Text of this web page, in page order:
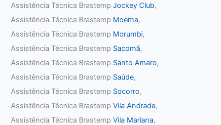
Assistência Técnica BrastempJockey Club,
Assistência Técnica Brastemp Moema,
Assistência Técnica Brastemp Morumbi,
Assistência Técnica Brastemp Sacomã,
Assistência Técnica Brastemp Santo Amaro,
Assistência Técnica Brastemp Saúde,
Assistência Técnica Brastemp Socorro,
Assistência Técnica BrastempVila Andrade,
Assistência Técnica BrastempVila Mariana,